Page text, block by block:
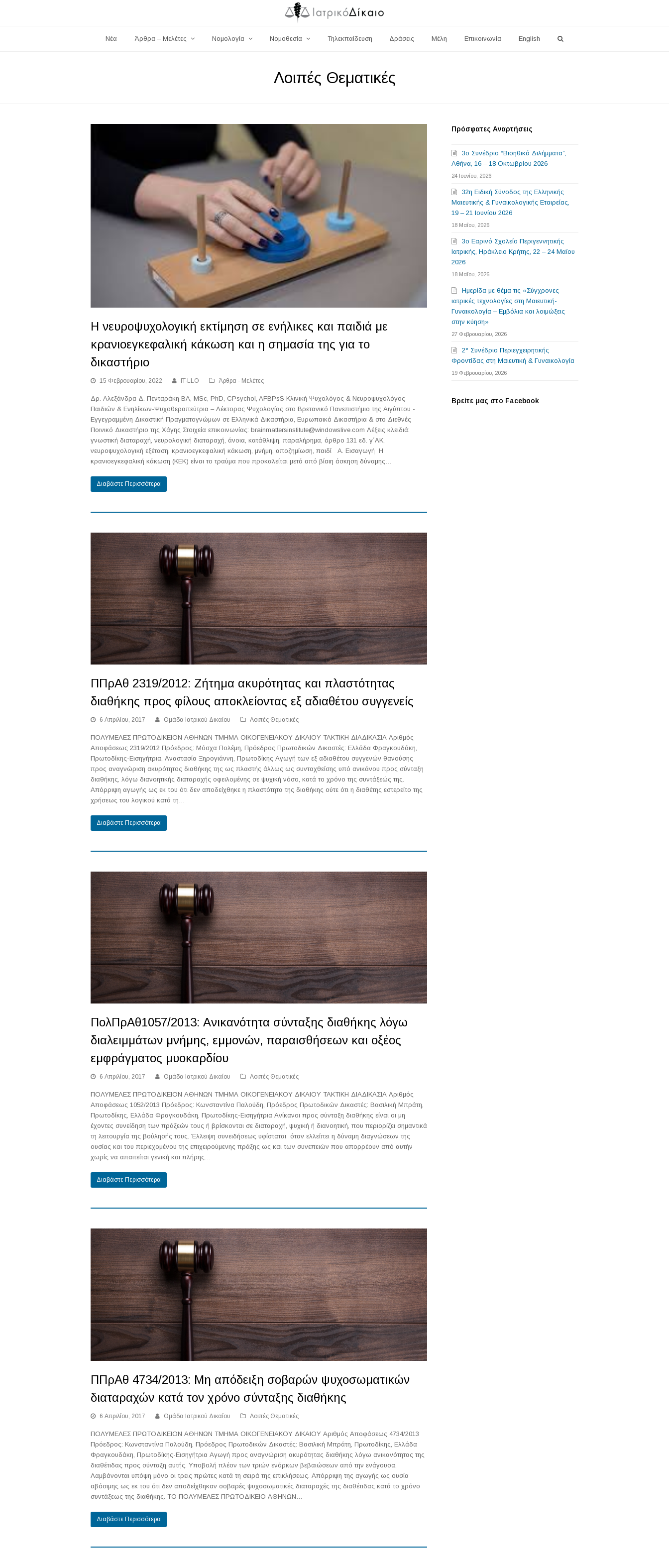
Νέα Άρθρα – Μελέτες Νομολογία Νομοθεσία Τηλεκπαίδευση Δράσεις Μέλη Επικοινωνία English
Λοιπές Θεματικές
Η νευροψυχολογική εκτίμηση σε ενήλικες και παιδιά με
κρανιοεγκεφαλική κάκωση και η σημασία της για το
δικαστήριο
15 Φεβρουαρίου, 2022 IT-LLO Άρθρα - Μελέτες
Δρ. Αλεξάνδρα Δ. Πενταράκη BA, MSc, PhD, CPsychol, AFBPsS Κλινική Ψυχολόγος & Νευροψυχολόγος
Παιδιών & Ενηλίκων-Ψυχοθεραπεύτρια – Λέκτορας Ψυχολογίας στο Βρετανικό Πανεπιστήμιο της Αιγύπτου -
Εγγεγραμμένη Δικαστική Πραγματογνώμων σε Ελληνικά Δικαστήρια, Ευρωπαικά Δικαστήρια & στο Διεθνές
Ποινικό Δικαστήριο της Χάγης Στοιχεία επικοινωνίας: brainmattersinstitute@windowslive.com Λέξεις κλειδιά:
γνωστική διαταραχή, νευρολογική διαταραχή, άνοια, κατάθλιψη, παραλήρημα, άρθρο 131 εδ. γ΄ΑΚ,
νευροψυχολογική εξέταση, κρανιοεγκεφαλική κάκωση, μνήμη, αποζημίωση, παιδί Α. Εισαγωγή Η
κρανιοεγκεφαλική κάκωση (ΚΕΚ) είναι το τραύμα που προκαλείται μετά από βίαιη άσκηση δύναμης…
Διαβάστε Περισσότερα
ΠΠρΑθ 2319/2012: Ζήτημα ακυρότητας και πλαστότητας
διαθήκης προς φίλους αποκλείοντας εξ αδιαθέτου συγγενείς
6 Απριλίου, 2017 Ομάδα Ιατρικού Δικαίου Λοιπές Θεματικές
ΠΟΛΥΜΕΛΕΣ ΠΡΩΤΟΔΙΚΕΙΟΝ ΑΘΗΝΩΝ ΤΜΗΜΑ ΟΙΚΟΓΕΝΕΙΑΚΟΥ ΔΙΚΑΙΟΥ ΤΑΚΤΙΚΗ ΔΙΑΔΙΚΑΣΙΑ Αριθμός
Αποφάσεως 2319/2012 Πρόεδρος: Μόσχα Πολέμη, Πρόεδρος Πρωτοδικών Δικαστές: Ελλάδα Φραγκουδάκη,
Πρωτοδίκης-Εισηγήτρια, Αναστασία Ξηρογιάννη, Πρωτοδίκης Αγωγή των εξ αδιαθέτου συγγενών θανούσης
προς αναγνώριση ακυρότητος διαθήκης της ως πλαστής άλλως ως συνταχθείσης υπό ανικάνου προς σύνταξη
διαθήκης, λόγω διανοητικής διαταραχής οφειλομένης σε ψυχική νόσο, κατά το χρόνο της συντάξεώς της.
Απόρριψη αγωγής ως εκ του ότι δεν αποδείχθηκε η πλαστότητα της διαθήκης ούτε ότι η διαθέτης εστερείτο της
χρήσεως του λογικού κατά τη…
Διαβάστε Περισσότερα
ΠολΠρΑθ1057/2013: Ανικανότητα σύνταξης διαθήκης λόγω
διαλειμμάτων μνήμης, εμμονών, παραισθήσεων και οξέος
εμφράγματος μυοκαρδίου
6 Απριλίου, 2017 Ομάδα Ιατρικού Δικαίου Λοιπές Θεματικές
ΠΟΛΥΜΕΛΕΣ ΠΡΩΤΟΔΙΚΕΙΟΝ ΑΘΗΝΩΝ ΤΜΗΜΑ ΟΙΚΟΓΕΝΕΙΑΚΟΥ ΔΙΚΑΙΟΥ ΤΑΚΤΙΚΗ ΔΙΑΔΙΚΑΣΙΑ Αριθμός
Αποφάσεως 1052/2013 Πρόεδρος: Κωνσταντίνα Παλούδη, Πρόεδρος Πρωτοδικών Δικαστές: Βασιλική Μπράτη,
Πρωτοδίκης, Ελλάδα Φραγκουδάκη, Πρωτοδίκης-Εισηγήτρια Ανίκανοι προς σύνταξη διαθήκης είναι οι μη
έχοντες συνείδηση των πράξεών τους ή βρίσκονται σε διαταραχή, ψυχική ή διανοητική, που περιορίζει σημαντικά
τη λειτουργία της βούλησής τους. Έλλειψη συνειδήσεως υφίσταται όταν ελλείπει η δύναμη διαγνώσεων της
ουσίας και του περιεχομένου της επιχειρούμενης πράξης ως και των συνεπειών που απορρέουν από αυτήν
χωρίς να απαιτείται γενική και πλήρης…
Διαβάστε Περισσότερα
ΠΠρΑθ 4734/2013: Μη απόδειξη σοβαρών ψυχοσωματικών
διαταραχών κατά τον χρόνο σύνταξης διαθήκης
6 Απριλίου, 2017 Ομάδα Ιατρικού Δικαίου Λοιπές Θεματικές
ΠΟΛΥΜΕΛΕΣ ΠΡΩΤΟΔΙΚΕΙΟΝ ΑΘΗΝΩΝ ΤΜΗΜΑ ΟΙΚΟΓΕΝΕΙΑΚΟΥ ΔΙΚΑΙΟΥ Αριθμός Αποφάσεως 4734/2013
Πρόεδρος: Κωνσταντίνα Παλούδη, Πρόεδρος Πρωτοδικών Δικαστές: Βασιλική Μπράτη, Πρωτοδίκης, Ελλάδα
Φραγκουδάκη, Πρωτοδίκης-Εισηγήτρια Αγωγή προς αναγνώριση ακυρότητας διαθήκης λόγω ανικανότητας της
διαθέτιδας προς σύνταξη αυτής. Υποβολή πλέον των τριών ενόρκων βεβαιώσεων από την ενάγουσα.
Λαμβάνονται υπόψη μόνο οι τρεις πρώτες κατά τη σειρά της επικλήσεως. Απόρριψη της αγωγής ως ουσία
αβάσιμης ως εκ του ότι δεν αποδείχθηκαν σοβαρές ψυχοσωματικές διαταραχές της διαθέτιδας κατά το χρόνο
συντάξεως της διαθήκης. ΤΟ ΠΟΛΥΜΕΛΕΣ ΠΡΩΤΟΔΙΚΕΙΟ ΑΘΗΝΩΝ…
Διαβάστε Περισσότερα
Πρόσφατες Αναρτήσεις
3o Συνέδριο “Βιοηθικά Διλήμματα”,
Αθήνα, 16 – 18 Οκτωβρίου 2026
24 Ιουνίου, 2026
32η Ειδική Σύνοδος της Ελληνικής
Μαιευτικής & Γυναικολογικής Εταιρείας,
19 – 21 Ιουνίου 2026
18 Μαΐου, 2026
3o Εαρινό Σχολείο Περιγεννητικής
Ιατρικής, Ηράκλειο Κρήτης, 22 – 24 Μαϊου
2026
18 Μαΐου, 2026
Ημερίδα με θέμα τις «Σύγχρονες
ιατρικές τεχνολογίες στη Μαιευτική-
Γυναικολογία – Εμβόλια και λοιμώξεις
στην κύηση»
27 Φεβρουαρίου, 2026
2° Συνέδριο Περιεγχειρητικής
Φροντίδας στη Μαιευτική & Γυναικολογία
19 Φεβρουαρίου, 2026
Βρείτε μας στο Facebook